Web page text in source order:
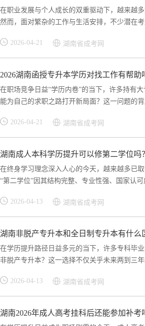
在职业发展与个人成长的双重驱动下，越来越
然而，面对繁杂的工作与生活安排，不少潜在
2026-04-21 湖南省成考网
2026湖南函授专升本学历对找工作有帮助
在职场竞争日益“学历内卷”的当下，许多持有
能为自己的求职之路打开新局面？这一问题的
2026-04-21 湖南省成考网
湖南成人本科学历提升可以修第二学位吗？
在终身学习理念深入人心的今天，越来越多已
“第二学位”因其结构完整、专业性强、国家认
2026-04-13 湖南省成考网
湖南非脱产专升本和全日制专升本有什么
在学历提升路径日益多元的当下，许多专科毕
非脱产专升本？这一选择不仅关乎未来两到三
2026-04-13 湖南省成考网
湖南2026年成人高考挂科后还能参加补考